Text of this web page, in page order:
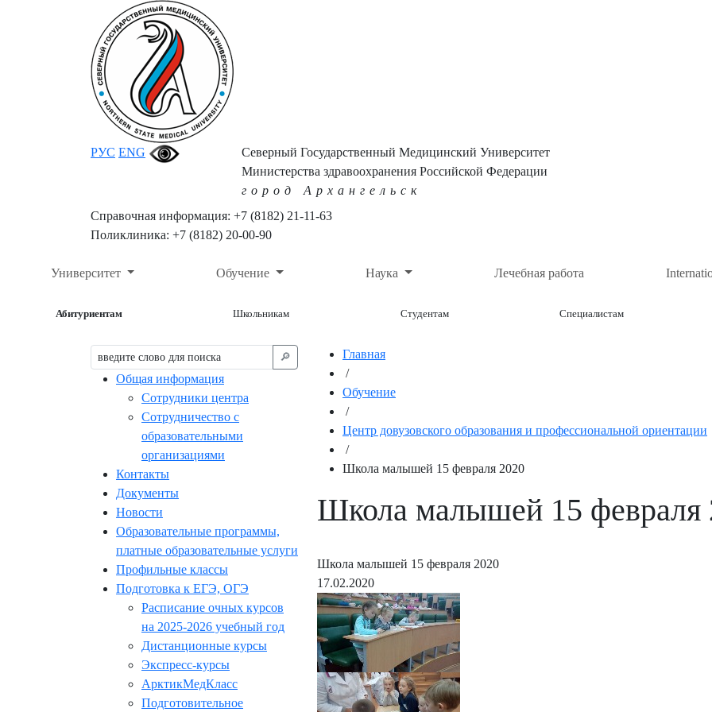
РУС ENG
Северный Государственный Медицинский Университет
Министерства здравоохранения Российской Федерации
город Архангельск
Справочная информация: +7 (8182) 21-11-63
Поликлиника: +7 (8182) 20-00-90
Университет Обучение Наука Лечебная работа
Абитуриентам Школьникам Студентам Специалистам
🔎︎
Общая информация
Сотрудники центра
Сотрудничество с
образовательными
организациями
Контакты
Документы
Новости
Образовательные программы,
платные образовательные услуги
Профильные классы
Подготовка к ЕГЭ, ОГЭ
Расписание очных курсов
на 2025-2026 учебный год
Дистанционные курсы
Экспресс-курсы
АрктикМедКласс
Подготовительное
Главная
/
Обучение
/
Центр довузовского образования и профессиональной ориентации
/
Школа малышей 15 февраля 2020
Школа малышей 15 февраля
Школа малышей 15 февраля 2020
17.02.2020